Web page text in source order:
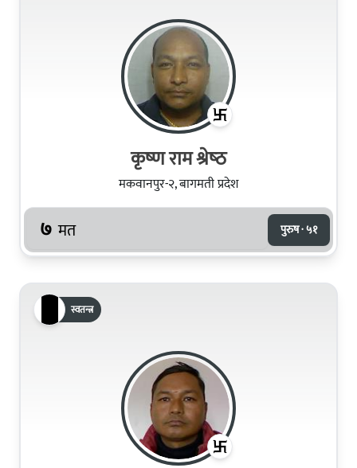
कृष्‍ण राम श्रेष्‍ठ
मकवानपुर-२, बागमती प्रदेश
७ मत पुरुष · ५१
स्वतन्त्र